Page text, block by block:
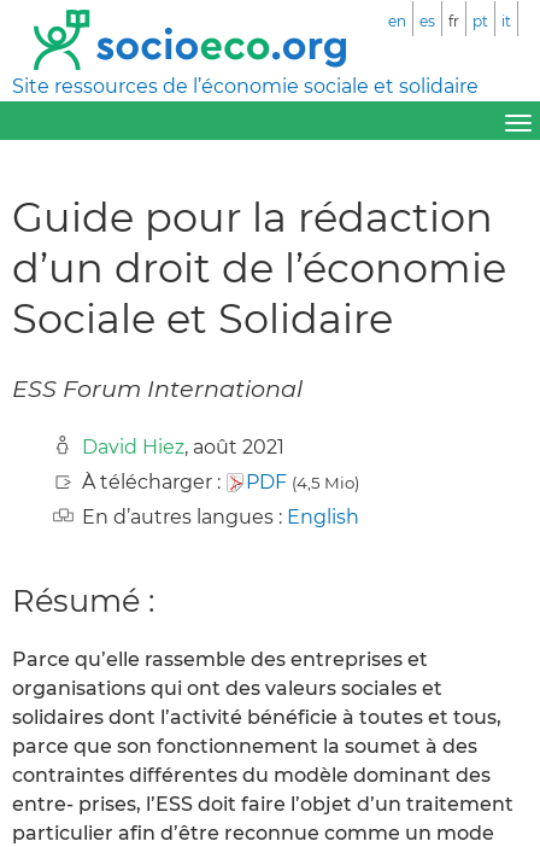
Site ressources de l’économie sociale et solidaire
en es fr pt it
Guide pour la rédaction
d’un droit de l’économie
Sociale et Solidaire
ESS Forum International
David Hiez, août 2021
À télécharger :
PDF (4,5 Mio)
En d’autres langues : English
Résumé :
Parce qu’elle rassemble des entreprises et
organisations qui ont des valeurs sociales et
solidaires dont l’activité bénéficie à toutes et tous,
parce que son fonctionnement la soumet à des
contraintes différentes du modèle dominant des
entre- prises, l’ESS doit faire l’objet d’un traitement
particulier afin d’être reconnue comme un mode